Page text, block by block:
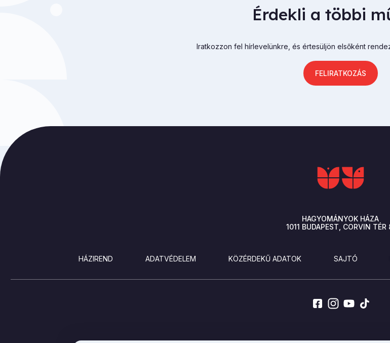
Érdekli a többi
Iratkozzon fel hírlevelünkre, és értesüljön elsőként
FELIRATKOZÁS
HAGYOMÁNYOK HÁZA
1011 BUDAPEST CORVIN TÉR
HÁZIREND ADATVÉDELEM KÖZÉRDEKŰ ADATOK SAJTÓ